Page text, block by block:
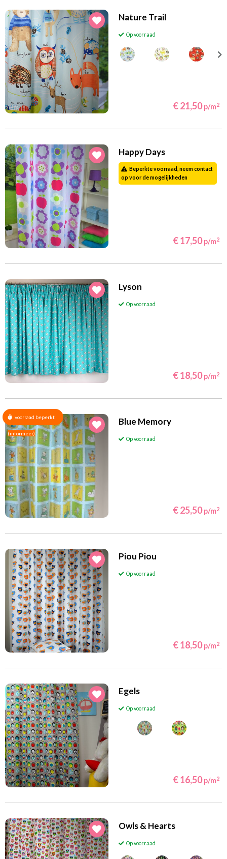
Nature Trail
Op voorraad
€ 21,50 p/m2
Happy Days
Beperkte voorraad, neem contact
op voor de mogelijkheden
€ 17,50 p/m2
Lyson
Op voorraad
€ 18,50 p/m2
voorraad beperkt
(informeer)
Blue Memory
Op voorraad
€ 25,50 p/m2
Piou Piou
Op voorraad
€ 18,50 p/m2
Egels
Op voorraad
€ 16,50 p/m2
Owls & Hearts
Op voorraad